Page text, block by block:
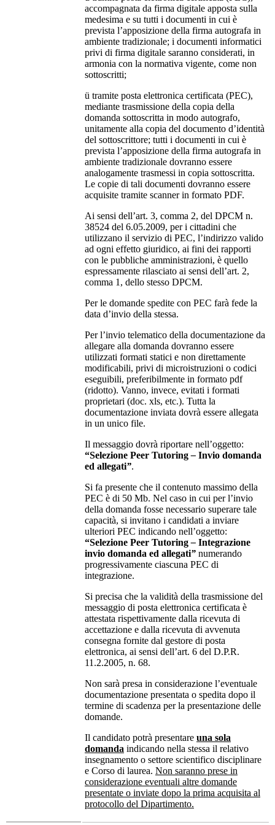
accompagnata da firma digitale apposta sulla
medesima e su tutti i documenti in cui è
prevista l’apposizione della firma autografa in
ambiente tradizionale; i documenti informatici
privi di firma digitale saranno considerati, in
armonia con la normativa vigente, come non
sottoscritti;
ü tramite posta elettronica certificata (PEC),
mediante trasmissione della copia della
domanda sottoscritta in modo autografo,
unitamente alla copia del documento d’identità
del sottoscrittore; tutti i documenti in cui è
prevista l’apposizione della firma autografa in
ambiente tradizionale dovranno essere
analogamente trasmessi in copia sottoscritta.
Le copie di tali documenti dovranno essere
acquisite tramite scanner in formato PDF.
Ai sensi dell’art. 3, comma 2, del DPCM n.
38524 del 6.05.2009, per i cittadini che
utilizzano il servizio di PEC, l’indirizzo valido
ad ogni effetto giuridico, ai fini dei rapporti
con le pubbliche amministrazioni, è quello
espressamente rilasciato ai sensi dell’art. 2,
comma 1, dello stesso DPCM.
Per le domande spedite con PEC farà fede la
data d’invio della stessa.
Per l’invio telematico della documentazione da
allegare alla domanda dovranno essere
utilizzati formati statici e non direttamente
modificabili, privi di microistruzioni o codici
eseguibili, preferibilmente in formato pdf
(ridotto). Vanno, invece, evitati i formati
proprietari (doc. xls, etc.). Tutta la
documentazione inviata dovrà essere allegata
in un unico file.
Il messaggio dovrà riportare nell’oggetto:
“Selezione Peer Tutoring– Invio domanda
ed allegati”.
Si fa presente che il contenuto massimo della
PEC è di 50 Mb. Nel caso in cui per l’invio
della domanda fosse necessario superare tale
capacità, si invitano i candidati a inviare
ulteriori PEC indicando nell’oggetto:
“Selezione Peer Tutoring– Integrazione
invio domanda ed allegati” numerando
progressivamente ciascuna PEC di
integrazione.
Si precisa che la validità della trasmissione del
messaggio di posta elettronica certificata è
attestata rispettivamente dalla ricevuta di
accettazione e dalla ricevuta di avvenuta
consegna fornite dal gestore di posta
elettronica, ai sensi dell’art. 6 del D.P.R.
11.2.2005, n. 68.
Non sarà presa in considerazione l’eventuale
documentazione presentata o spedita dopo il
termine di scadenza per la presentazione delle
domande.
Il candidato potrà presentare una sola
domanda indicando nella stessa il relativo
insegnamento o settore scientifico disciplinare
e Corso di laurea. Non saranno prese in
considerazione eventuali altre domande
presentate o inviate dopo la prima acquisita al
protocollo del Dipartimento.